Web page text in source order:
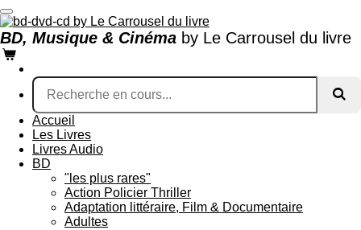
Passer
au
contenu
principal
BD, Musique & Cinéma by Le Carrousel du livre
Accueil
Les Livres
Livres Audio
BD
"les plus rares"
Action Policier Thriller
Adaptation littéraire, Film & Documentaire
Adultes